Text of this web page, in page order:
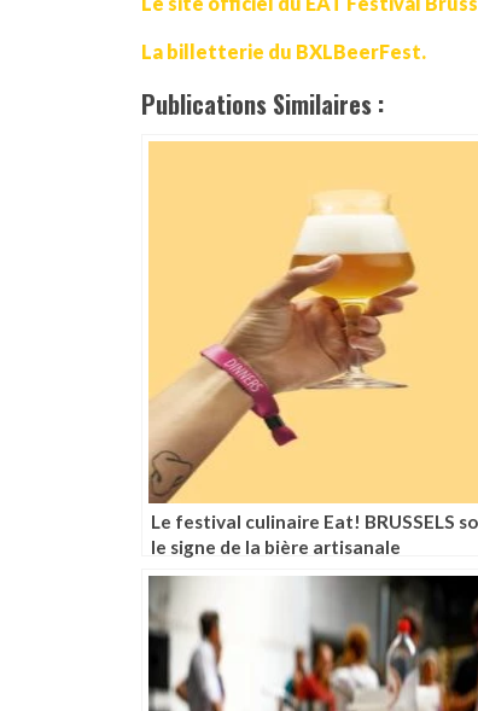
La billetterie du BXLBeerFest.
Publications Similaires :
Le festival culinaire Eat! BRUSSELS
le signe de la bière artisanale